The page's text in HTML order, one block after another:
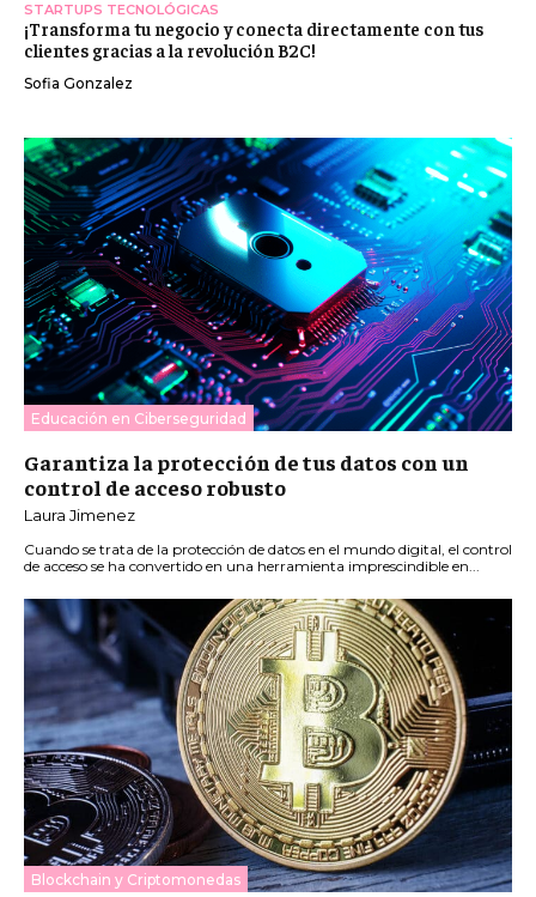
STARTUPS TECNOLÓGICAS
¡Transforma tu negocio y conecta directamente con tus
clientes gracias a la revolución B2C!
Sofia Gonzalez
Educación en Ciberseguridad
Garantiza la protección de tus datos con un
control de acceso robusto
Laura Jimenez
Cuando se trata de la protección de datos en el mundo digital, el control
de acceso se ha convertido en una herramienta imprescindible en...
Blockchain y Criptomonedas